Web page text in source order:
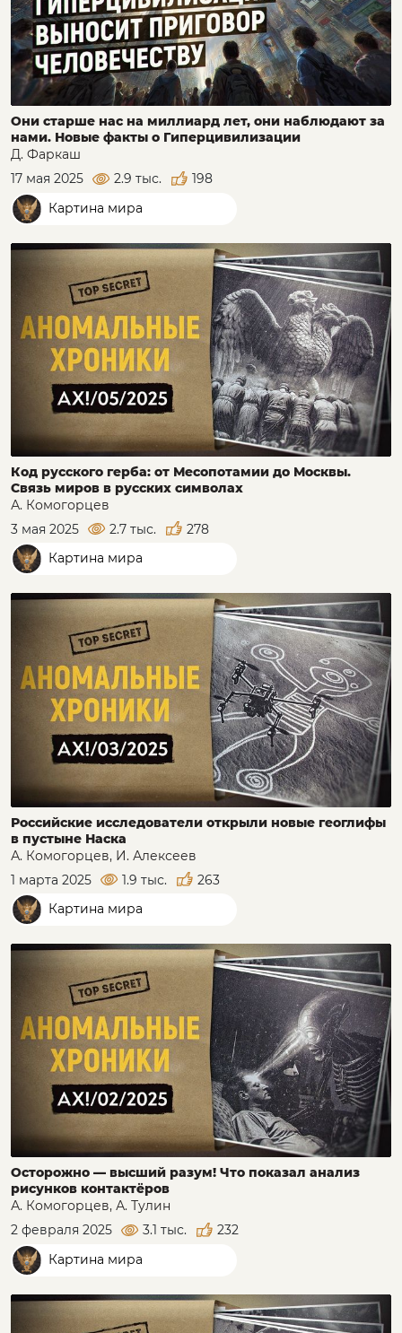
Они старше нас на миллиард лет, они наблюдают за
нами. Новые факты о Гиперцивилизации
Д. Фаркаш
17 мая 2025
2.9 тыс.
198
Картина мира
Код русского герба: от Месопотамии до Москвы.
Связь миров в русских символах
А. Комогорцев
3 мая 2025
2.7 тыс.
278
Картина мира
Российские исследователи открыли новые геоглифы
в пустыне Наска
А. Комогорцев, И. Алексеев
1 марта 2025
1.9 тыс.
263
Картина мира
Осторожно — высший разум! Что показал анализ
рисунков контактёров
А. Комогорцев, А. Тулин
2 февраля 2025
3.1 тыс.
232
Картина мира